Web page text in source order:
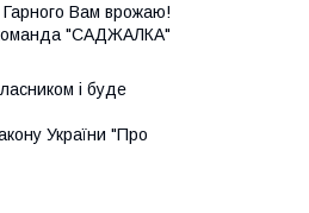
Гарного Вам врожаю!
"САДЖАЛКА"
і буде
України "Про